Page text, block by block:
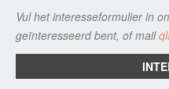
Vul het interesseformulier in
geïnteresseerd bent, of mail